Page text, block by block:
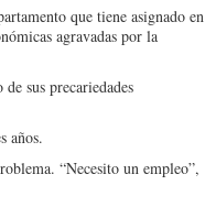
que tiene asignado en
agravadas por la
sus precariedades
años.
“Necesito un empleo”,